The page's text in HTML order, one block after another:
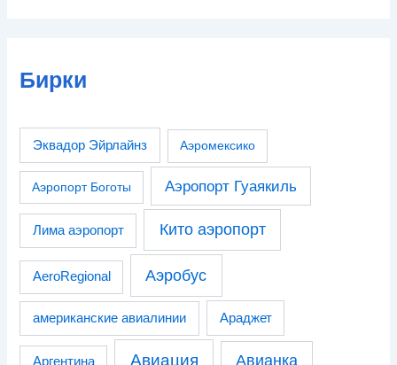
Бирки
Эквадор Эйрлайнз Аэромексико
Аэропорт Боготы Аэропорт Гуаякиль
Лима аэропорт Кито аэропорт
AeroRegional Аэробус
американские авиалинии Араджет
Аргентина Авиация Авианка